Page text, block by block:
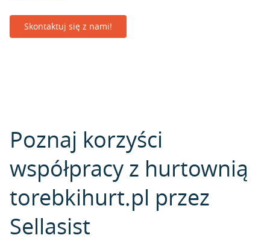
Skontaktuj się z nami!
Poznaj korzyści
współpracy z hurtownią
torebkihurt.pl przez
Sellasist